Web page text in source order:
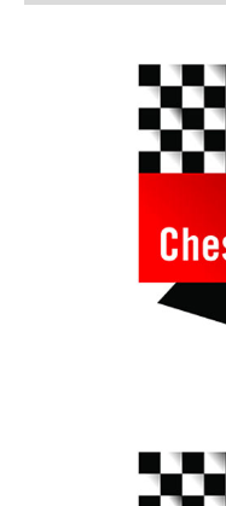
individueller als je zuvor.